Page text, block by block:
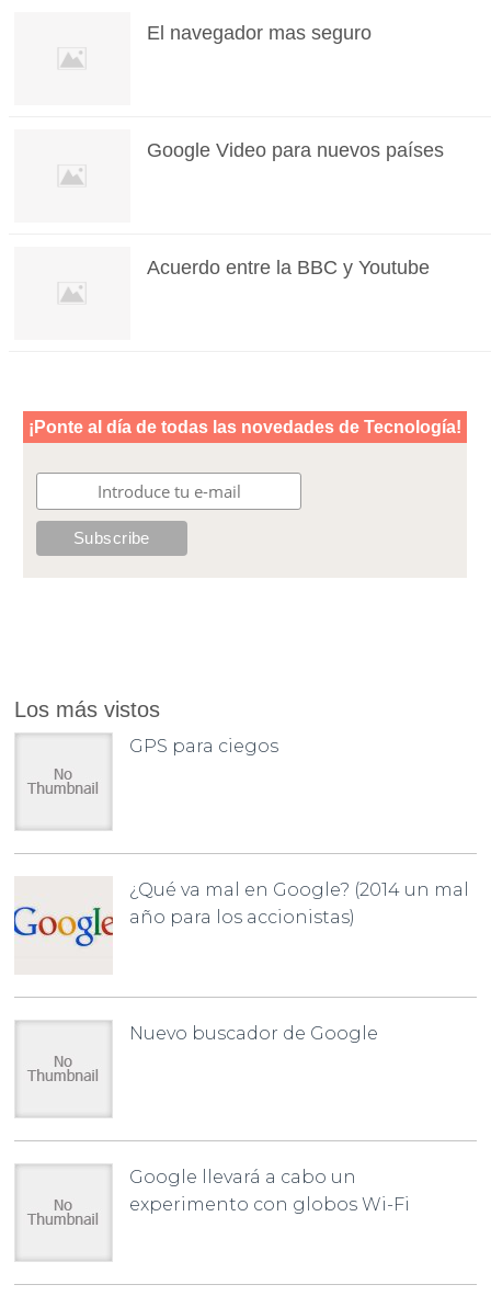
El navegador mas seguro
Google Video para nuevos países
Acuerdo entre la BBC y Youtube
Los más vistos
GPS para ciegos
¿Qué va mal en Google? (2014 un mal
año para los accionistas)
Nuevo buscador de Google
Google llevará a cabo un
experimento con globos Wi-Fi